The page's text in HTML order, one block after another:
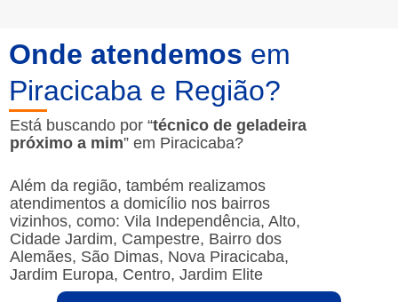
Onde atendemos em
Piracicaba e Região?
Está buscando por “técnico de geladeira
próximo a mim” em Piracicaba?
Além da região, também realizamos
atendimentos a domicílio nos bairros
vizinhos, como: Vila Independência, Alto,
Cidade Jardim, Campestre, Bairro dos
Alemães, São Dimas, Nova Piracicaba,
Jardim Europa, Centro, Jardim Elite